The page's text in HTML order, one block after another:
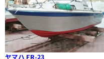
ヤマハ FR-23